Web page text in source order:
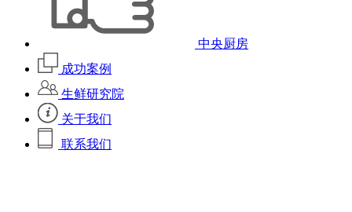
中央厨房
成功案例
生鲜研究院
关于我们
联系我们